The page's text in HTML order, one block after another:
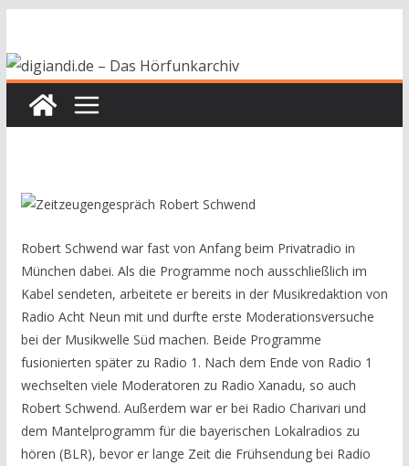
springen
Robert Schwend war fast von Anfang beim Privatradio in
München dabei. Als die Programme noch ausschließlich im
Kabel sendeten, arbeitete er bereits in der Musikredaktion von
Radio Acht Neun mit und durfte erste Moderationsversuche
bei der Musikwelle Süd machen. Beide Programme
fusionierten später zu Radio 1. Nach dem Ende von Radio 1
wechselten viele Moderatoren zu Radio Xanadu, so auch
Robert Schwend. Außerdem war er bei Radio Charivari und
dem Mantelprogramm für die bayerischen Lokalradios zu
hören (BLR), bevor er lange Zeit die Frühsendung bei Radio